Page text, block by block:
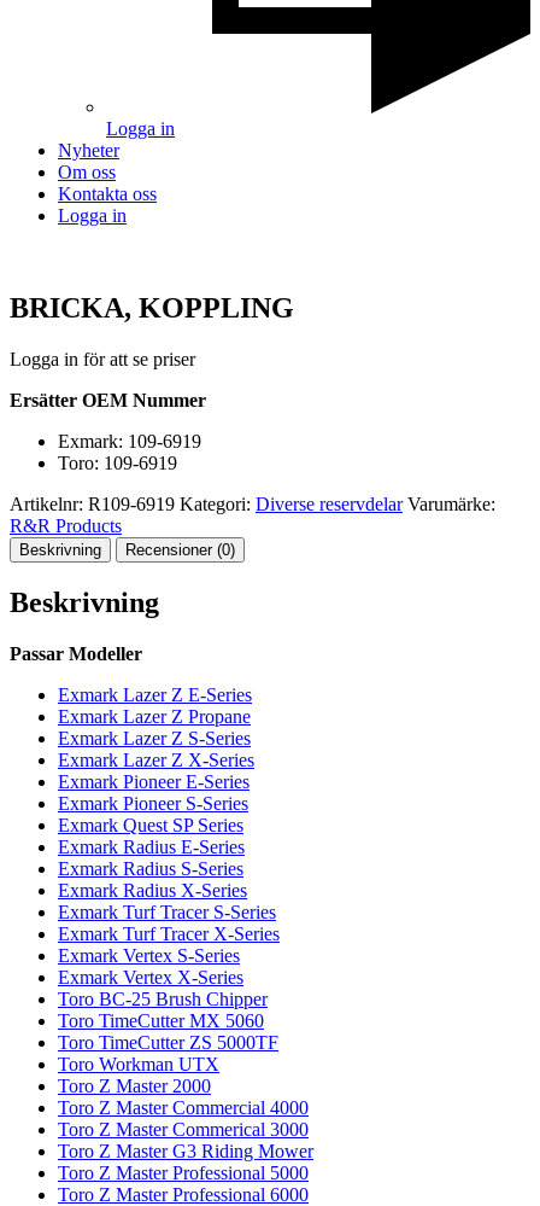
Logga in
Nyheter
Om oss
Kontakta oss
Logga in
BRICKA, KOPPLING
Logga in för att se priser
Ersätter OEM Nummer
Exmark: 109-6919
Toro: 109-6919
Artikelnr: R109-6919 Kategori: Diverse reservdelar Varumärke:
R&R Products
Beskrivning Recensioner (0)
Beskrivning
Passar Modeller
Exmark Lazer Z E-Series
Exmark Lazer Z Propane
Exmark Lazer Z S-Series
Exmark Lazer Z X-Series
Exmark Pioneer E-Series
Exmark Pioneer S-Series
Exmark Quest SP Series
Exmark Radius E-Series
Exmark Radius S-Series
Exmark Radius X-Series
Exmark Turf Tracer S-Series
Exmark Turf Tracer X-Series
Exmark Vertex S-Series
Exmark Vertex X-Series
Toro BC-25 Brush Chipper
Toro TimeCutter MX 5060
Toro TimeCutter ZS 5000TF
Toro Workman UTX
Toro Z Master 2000
Toro Z Master Commercial 4000
Toro Z Master Commerical 3000
Toro Z Master G3 Riding Mower
Toro Z Master Professional 5000
Toro Z Master Professional 6000